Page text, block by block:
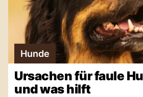
Hunde
Ursachen für faule
und was hilft